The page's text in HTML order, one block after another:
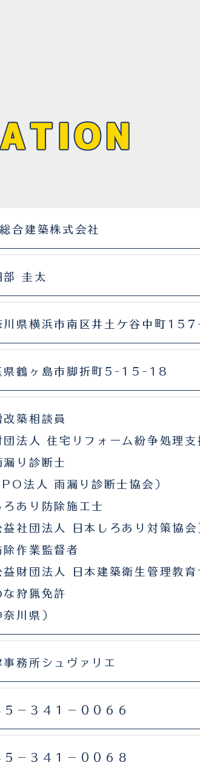
合建築株式会社
部 圭太
川県横浜市南区井土ケ谷中町
県鶴ヶ島市脚折町5-15-18
改築相談員
団法人 住宅リフォーム紛争処理
漏り診断士
法人 雨漏り診断士協会）
ろあり防除施工士
益社団法人 日本しろあり対策協会
除作業監督者
益財団法人 日本建築衛生管理教
な狩猟免許
奈川県）
事務所シュヴァリエ
５−３４１−００６６
５−３４１−００６８